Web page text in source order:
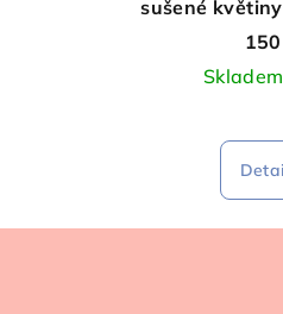
sušené
„Nejlepší
Skladem